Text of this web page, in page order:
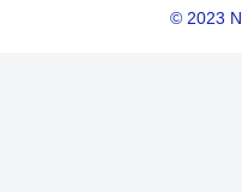
© 2023